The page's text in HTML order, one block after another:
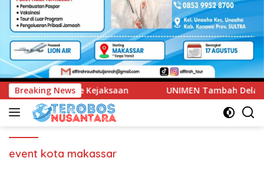
Breaking News
UNIMEN Tambah Delapan Program Studi Baru, Bidik
event kota makassar